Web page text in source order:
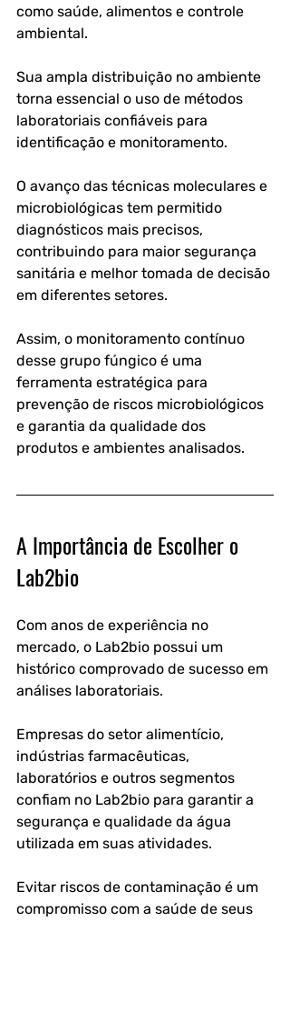
como saúde, alimentos e controle
ambiental.
Sua ampla distribuição no ambiente
torna essencial o uso de métodos
laboratoriais confiáveis para
identificação e monitoramento.
O avanço das técnicas moleculares e
microbiológicas tem permitido
diagnósticos mais precisos,
contribuindo para maior segurança
sanitária e melhor tomada de decisão
em diferentes setores.
Assim, o monitoramento contínuo
desse grupo fúngico é uma
ferramenta estratégica para
prevenção de riscos microbiológicos
e garantia da qualidade dos
produtos e ambientes analisados.
A Importância de Escolher o
Lab2bio
Com anos de experiência no
mercado, o Lab2bio possui um
histórico comprovado de sucesso em
análises laboratoriais.
Empresas do setor alimentício,
indústrias farmacêuticas,
laboratórios e outros segmentos
confiam no Lab2bio para garantir a
segurança e qualidade da água
utilizada em suas atividades.
Evitar riscos de contaminação é um
compromisso com a saúde de seus